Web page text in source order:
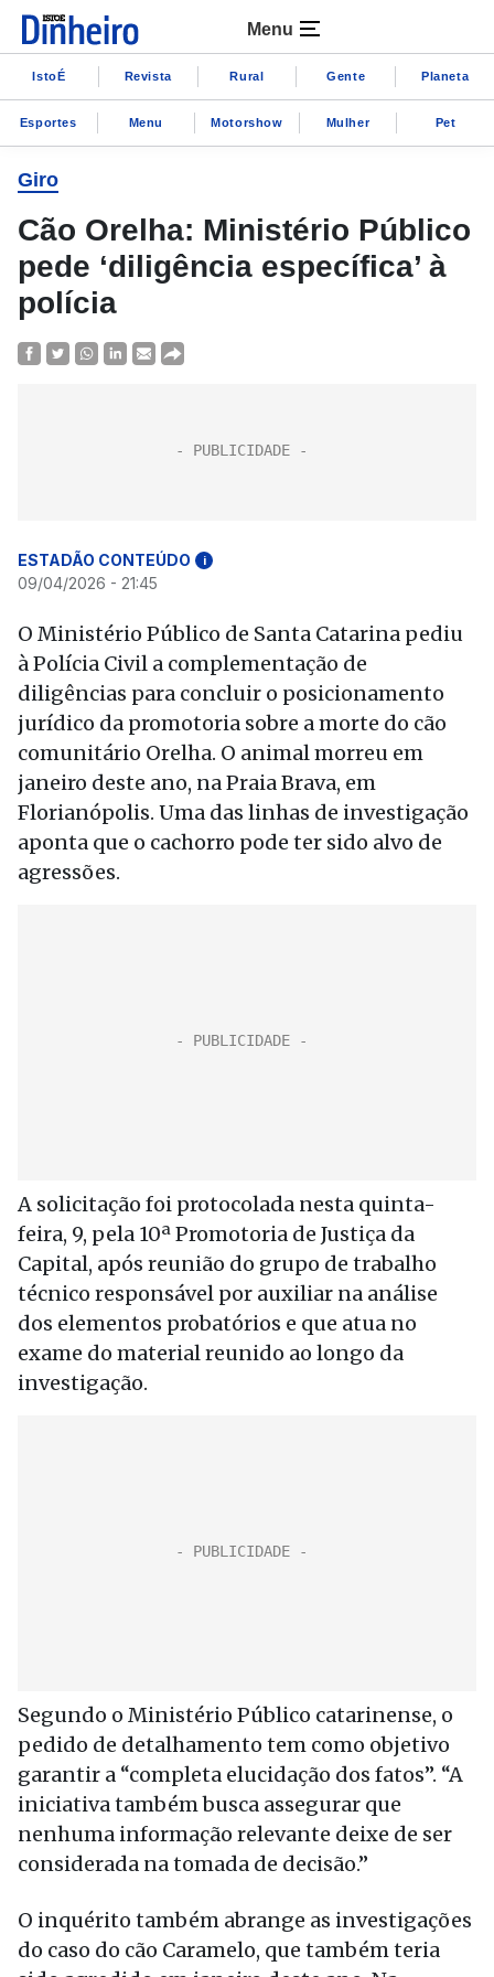
Menu
IstoÉ Revista Rural Gente Planeta
Esportes Menu Motorshow Mulher Pet
Giro
Cão Orelha: Ministério Público
pede ‘diligência específica’ à
polícia
ESTADÃO CONTEÚDO i
09/04/2026 - 21:45
O Ministério Público de Santa Catarina pediu
à Polícia Civil a complementação de
diligências para concluir o posicionamento
jurídico da promotoria sobre a morte do cão
comunitário Orelha. O animal morreu em
janeiro deste ano, na Praia Brava, em
Florianópolis. Uma das linhas de investigação
aponta que o cachorro pode ter sido alvo de
agressões.
A solicitação foi protocolada nesta quinta-
feira, 9, pela 10ª Promotoria de Justiça da
Capital, após reunião do grupo de trabalho
técnico responsável por auxiliar na análise
dos elementos probatórios e que atua no
exame do material reunido ao longo da
investigação.
Segundo o Ministério Público catarinense, o
pedido de detalhamento tem como objetivo
garantir a “completa elucidação dos fatos”. “A
iniciativa também busca assegurar que
nenhuma informação relevante deixe de ser
considerada na tomada de decisão.”
O inquérito também abrange as investigações
do caso do cão Caramelo, que também teria